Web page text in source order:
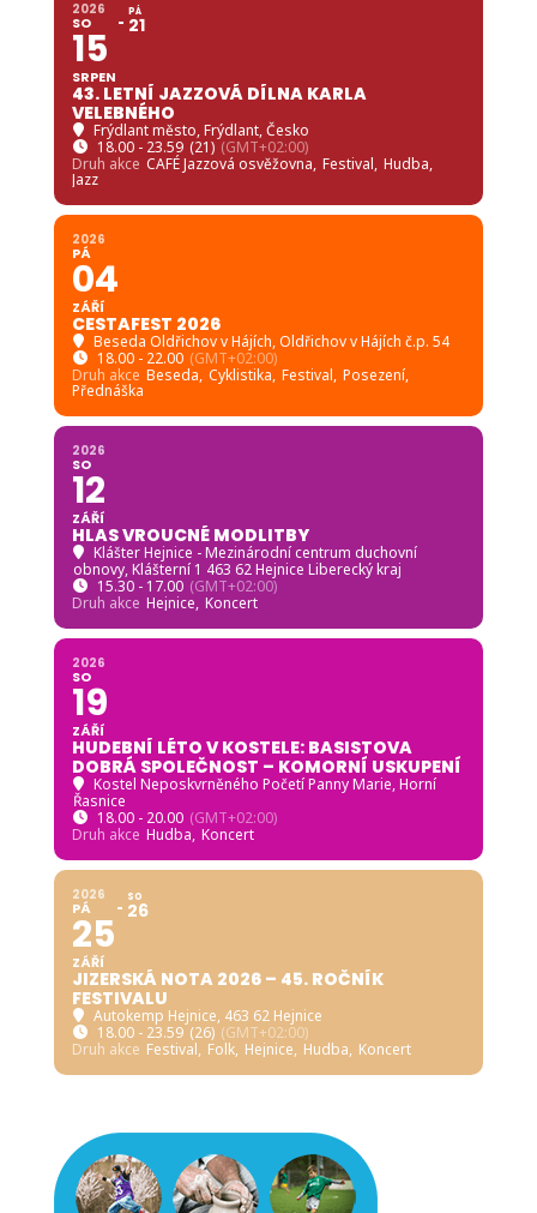
2026
SO
15
SRPEN
PÁ
21
43. LETNÍ JAZZOVÁ DÍLNA KARLA
VELEBNÉHO
Frýdlant město, Frýdlant, Česko
18.00 - 23.59 (21) (GMT+02:00)
Druh akce CAFÉ Jazzová osvěžovna, Festival, Hudba,
Jazz
2026
PÁ
04
ZÁŘÍ
CESTAFEST 2026
Beseda Oldřichov v Hájích, Oldřichov v Hájích č.p. 54
18.00 - 22.00 (GMT+02:00)
Druh akce Beseda, Cyklistika, Festival, Posezení,
Přednáška
2026
SO
12
ZÁŘÍ
HLAS VROUCNÉ MODLITBY
Klášter Hejnice - Mezinárodní centrum duchovní
obnovy, Klášterní 1 463 62 Hejnice Liberecký kraj
15.30 - 17.00 (GMT+02:00)
Druh akce Hejnice, Koncert
2026
SO
19
ZÁŘÍ
HUDEBNÍ LÉTO V KOSTELE: BASISTOVA
DOBRÁ SPOLEČNOST – KOMORNÍ USKUPENÍ
Kostel Neposkvrněného Početí Panny Marie, Horní
Řasnice
18.00 - 20.00 (GMT+02:00)
Druh akce Hudba, Koncert
2026
PÁ
25
ZÁŘÍ
SO
26
JIZERSKÁ NOTA 2026 – 45. ROČNÍK
FESTIVALU
Autokemp Hejnice, 463 62 Hejnice
18.00 - 23.59 (26) (GMT+02:00)
Druh akce Festival, Folk, Hejnice, Hudba, Koncert